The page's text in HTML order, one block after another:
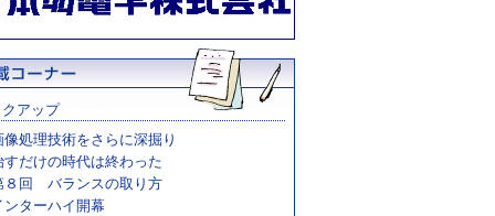
アップ
像処理技術をさらに深掘り
すだけの時代は終わった
８回 バランスの取り方
ンターハイ開幕